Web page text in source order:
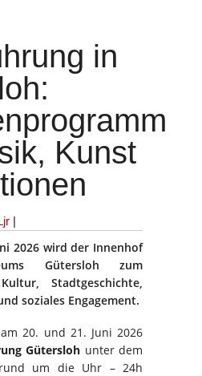
in
Kunst
|
2026 wird der Innenhof
Gütersloh zum
Stadtgeschichte,
soziales Engagement.
20. und 21. Juni 2026
Gütersloh unter dem
um die Uhr – 24h